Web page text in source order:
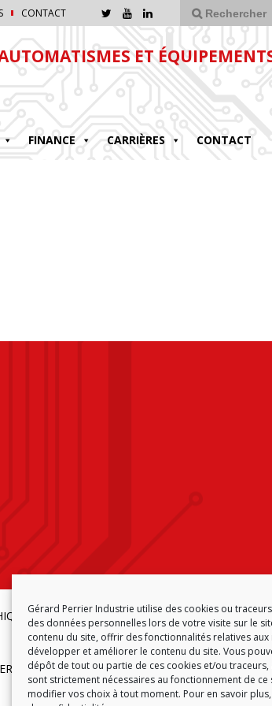
Gérard Perrier Industrie utilise des cookies ou
des données personnelles lors de votre visite sur le
contenu du site, offrir des fonctionnalités relatives aux
développer et améliorer le contenu du site. Vous
dépôt de tout ou partie de ces cookies et/ou traceurs,
sont strictement nécessaires au fonctionnement de ce
modifier vos choix à tout moment. Pour en savoir plus,
CONTACT
ET
FINANCE CARRIÈRES CONTACT
& CONFORMITÉ POLITIQUE DE COOKIES